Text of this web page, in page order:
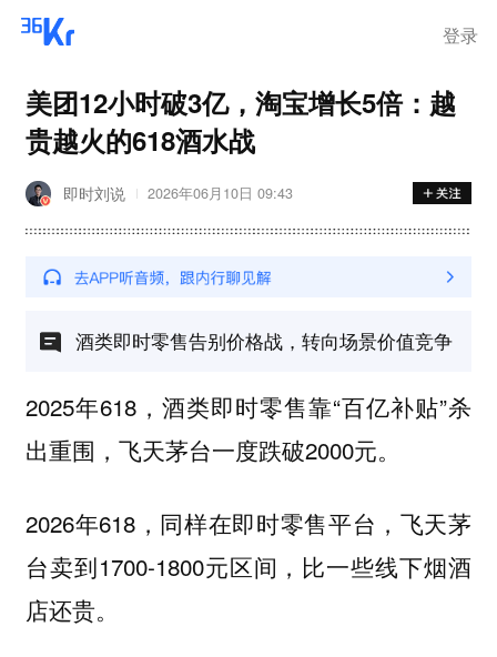
登录
美团12小时破3亿，淘宝增长5倍：越
贵越火的618酒水战
即时刘说 2026年06月10日 09:43
酒类即时零售告别价格战，转向场景价值竞争
2025年618，酒类即时零售靠“百亿补贴”杀
出重围，飞天茅台一度跌破2000元。
2026年618，同样在即时零售平台，飞天茅
台卖到1700-1800元区间，比一些线下烟酒
店还贵。